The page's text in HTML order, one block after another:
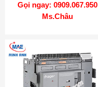
Gọi ngay: 0909.067.950
Ms.Châu